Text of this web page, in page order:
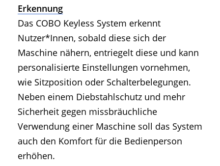
Erkennung
Das COBO Keyless System erkennt
Nutzer*Innen, sobald diese sich der
Maschine nähern, entriegelt diese und kann
personalisierte Einstellungen vornehmen,
wie Sitzposition oder Schalterbelegungen.
Neben einem Diebstahlschutz und mehr
Sicherheit gegen missbräuchliche
Verwendung einer Maschine soll das System
auch den Komfort für die Bedienperson
erhöhen.